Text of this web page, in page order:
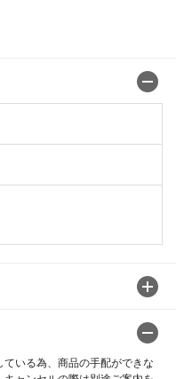
いる為、商品の手配ができな